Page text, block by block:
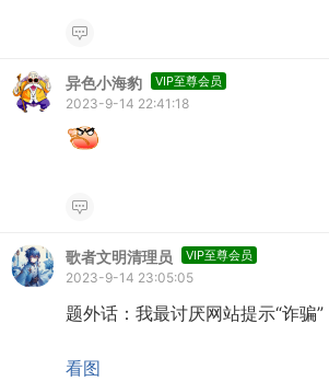
异色小海豹 VIP至尊会员
2023-9-14 22:41:18
歌者文明清理员 VIP至尊会员
2023-9-14 23:05:05
题外话：我最讨厌网站提示“诈骗”
看图